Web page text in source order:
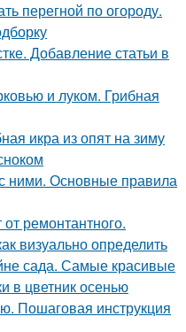
перегной по огороду.
Добавление статьи в
и луком. Грибная
икра из опят на зиму
ними. Основные правила
ремонтантного.
визуально определить
сада. Самые красивые
в цветник осенью
Пошаговая инструкция